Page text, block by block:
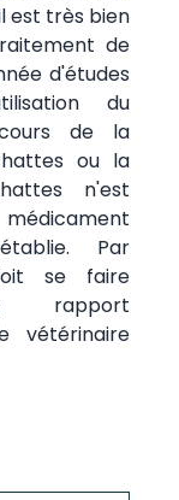
est très bien
de
d'études
du
de la
ou la
n'est
Par
se faire
rapport
vétérinaire